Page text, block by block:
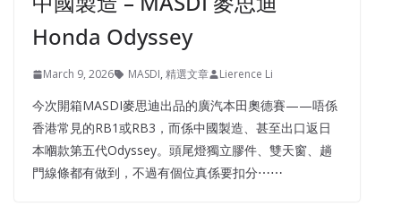
Honda Odyssey
March 9, 2026 MASDI, 精選文章 Lierence Li
今次開箱MASDI麥思迪出品的廣汽本田奧德賽——唔係
香港常見的RB1或RB3，而係中國製造、甚至出口返日
本嗰款第五代Odyssey。頭尾燈獨立膠件、雙天窗、趟
門線條都有做到，不過有個位真係要扣分⋯⋯